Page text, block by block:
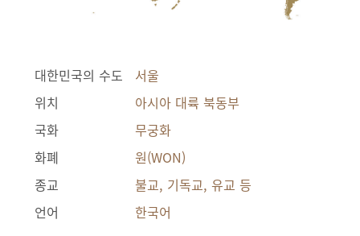
대한민국의 수도
서울
위치
아시아 대륙 북동부
국화
무궁화
화폐
원(WON)
종교
불교, 기독교, 유교 등
언어
한국어